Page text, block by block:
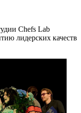
Chefs Lab
лидерских качеств